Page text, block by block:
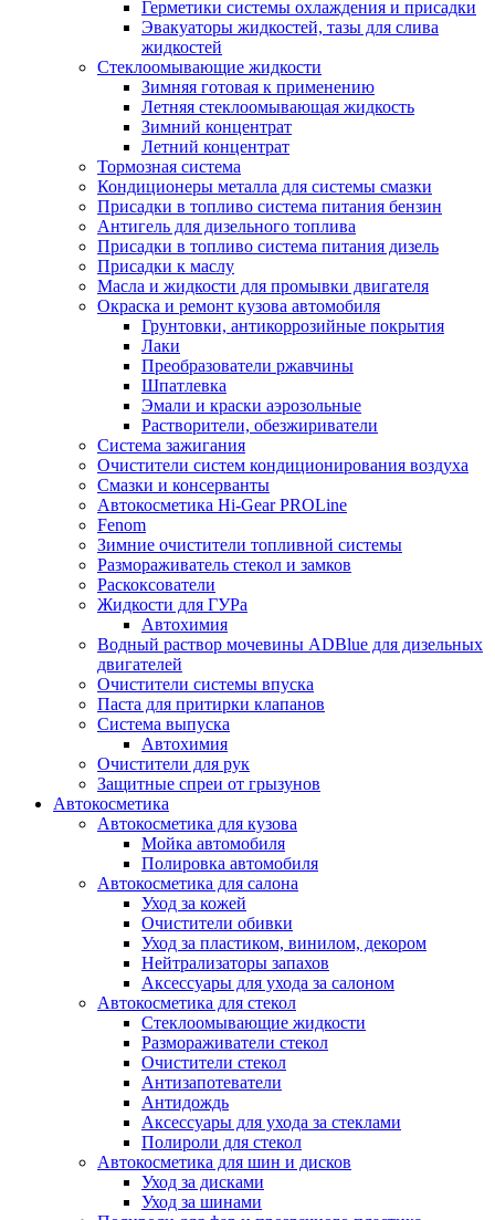
Герметики системы охлаждения и присадки
Эвакуаторы жидкостей, тазы для слива
жидкостей
Стеклоомывающие жидкости
Зимняя готовая к применению
Летняя стеклоомывающая жидкость
Зимний концентрат
Летний концентрат
Тормозная система
Кондиционеры металла для системы смазки
Присадки в топливо система питания бензин
Антигель для дизельного топлива
Присадки в топливо система питания дизель
Присадки к маслу
Масла и жидкости для промывки двигателя
Окраска и ремонт кузова автомобиля
Грунтовки, антикоррозийные покрытия
Лаки
Преобразователи ржавчины
Шпатлевка
Эмали и краски аэрозольные
Растворители, обезжириватели
Система зажигания
Очистители систем кондиционирования воздуха
Смазки и консерванты
Автокосметика Hi-Gear PROLine
Fenom
Зимние очистители топливной системы
Размораживатель стекол и замков
Раскоксователи
Жидкости для ГУРа
Автохимия
Водный раствор мочевины ADBlue для дизельных
двигателей
Очистители системы впуска
Паста для притирки клапанов
Система выпуска
Автохимия
Очистители для рук
Защитные спреи от грызунов
Автокосметика
Автокосметика для кузова
Мойка автомобиля
Полировка автомобиля
Автокосметика для салона
Уход за кожей
Очистители обивки
Уход за пластиком, винилом, декором
Нейтрализаторы запахов
Аксессуары для ухода за салоном
Автокосметика для стекол
Стеклоомывающие жидкости
Размораживатели стекол
Очистители стекол
Антизапотеватели
Антидождь
Аксессуары для ухода за стеклами
Полироли для стекол
Автокосметика для шин и дисков
Уход за дисками
Уход за шинами